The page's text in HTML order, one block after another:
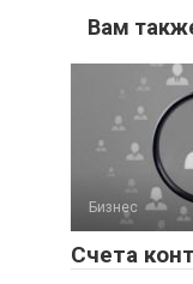
Вам
Бизнес
Счета